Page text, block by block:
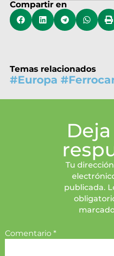
Compartir en
Temas relacionados
#Europa #
Tu
publicada.
Comentario *